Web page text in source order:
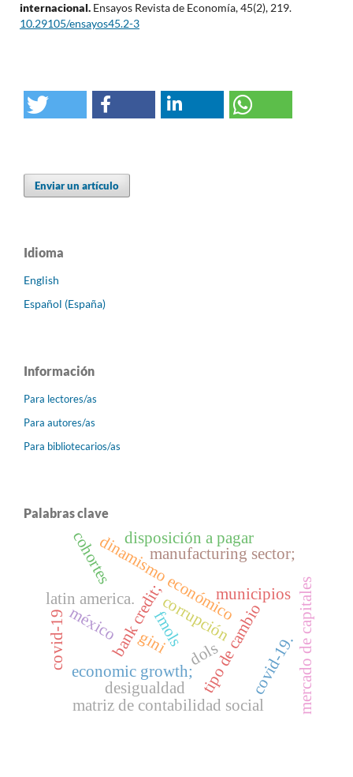
internacional. Ensayos Revista de Economía,45(2), 219.
10.29105/ensayos45.2-3
Enviar un artículo
Idioma
English
Español (España)
Información
Para lectores/as
Para autores/as
Para bibliotecarios/as
Palabras clave
dinamismo económicomunicipios
bank credit;
economic growth;
manufacturing sector;
latin america. corrupción
méxico
covid-19 mercado de capitales
tipo de cambio
dols
fmols
desigualdad
gini covid-19.
cohortes disposición a pagar
matriz de contabilidad social